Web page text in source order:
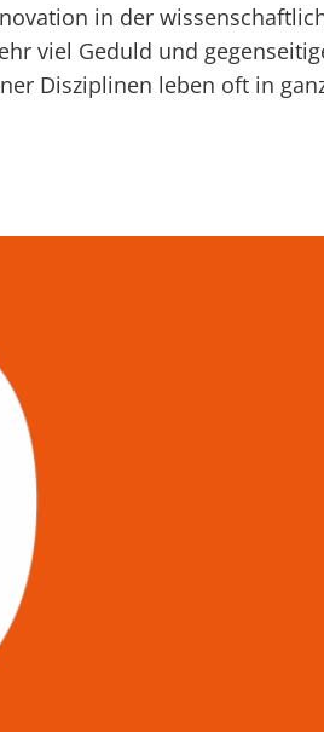
in der
viel Geduld und
Disziplinen leben oft in